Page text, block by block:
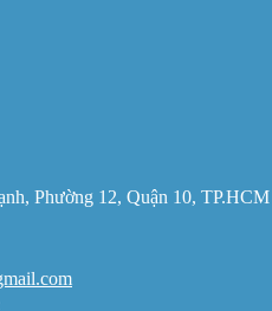
Phường 12, Quận 10, TP.HCM